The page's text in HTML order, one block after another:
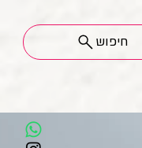
חיפוש